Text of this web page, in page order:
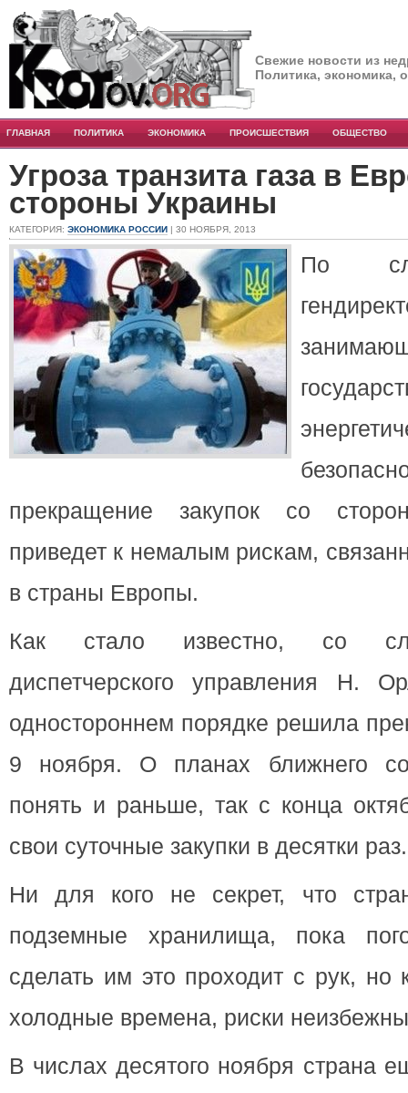
Свежие новости из
Политика, экономика,
ГЛАВНАЯ ПОЛИТИКА ЭКОНОМИКА ПРОИСШЕСТВИЯ ОБЩЕСТВО
Угроза транзита газа в
стороны Украины
КАТЕГОРИЯ: ЭКОНОМИКА РОССИИ | 30 НОЯБРЯ, 2013
По
прекращение закупок со
приведет к немалым рискам,
в страны Европы.
Как стало известно, со
диспетчерского управления Н.
одностороннем порядке решила
9 ноября. О планах ближнего
понять и раньше, так с конца
свои суточные закупки в десятки раз.
Ни для кого не секрет, что
подземные хранилища, пока
сделать им это проходит с рук, но
холодные времена, риски
В числах десятого ноября страна